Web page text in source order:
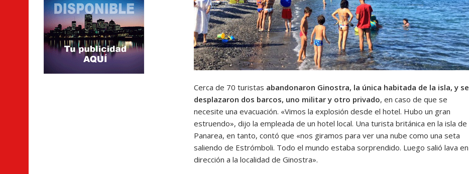
Cerca de 70 turistas abandonaron Ginostra, la única habitada de la isla, y se
desplazaron dos barcos, uno militar y otro privado, en caso de que se
necesite una evacuación. «Vimos la explosión desde el hotel. Hubo un gran
estruendo», dijo la empleada de un hotel local. Una turista británica en la isla de
Panarea, en tanto, contó que «nos giramos para ver una nube como una seta
saliendo de Estrómboli. Todo el mundo estaba sorprendido. Luego salió lava en
dirección a la localidad de Ginostra».